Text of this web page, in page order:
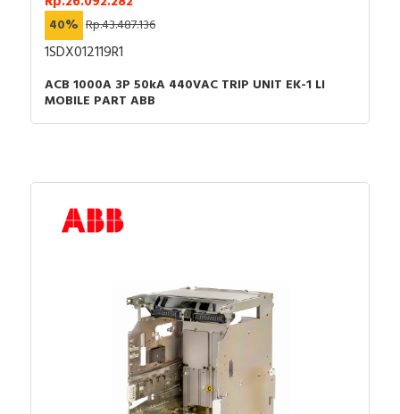
40% Rp.43.487.136
1SDX012119R1
ACB 1000A 3P 50kA 440VAC TRIP UNIT EK-1 LI
MOBILE PART ABB